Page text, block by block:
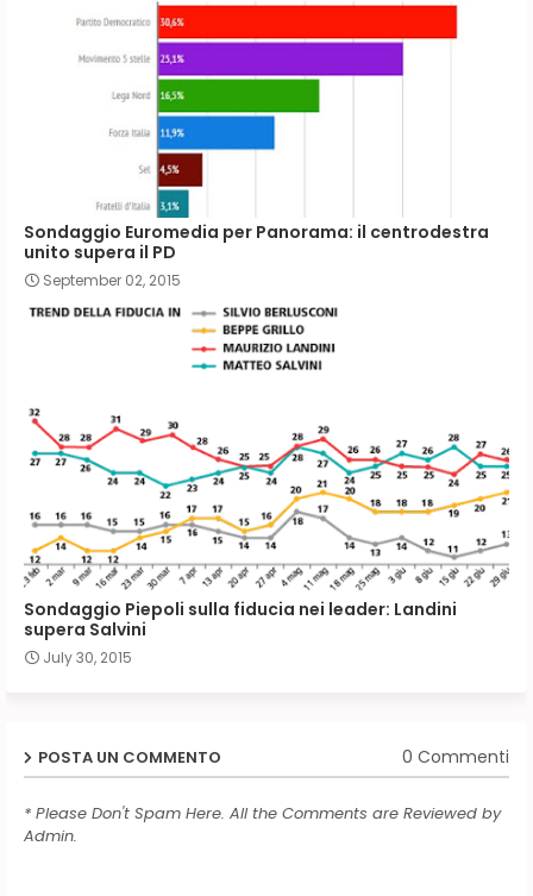
Sondaggio Euromedia per Panorama: il centrodestra
unito supera il PD
September 02, 2015
Sondaggio Piepoli sulla fiducia nei leader: Landini
supera Salvini
July 30, 2015
POSTA UN COMMENTO 0 Commenti
* Please Don't Spam Here. All the Comments are Reviewed by
Admin.